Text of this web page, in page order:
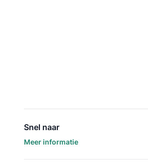
Snel naar
Meer informatie